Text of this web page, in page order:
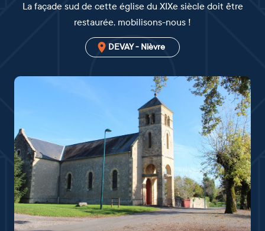
La façade sud de cette église du XIXe siècle doit être
restaurée, mobilisons-nous !
DEVAY - Nièvre